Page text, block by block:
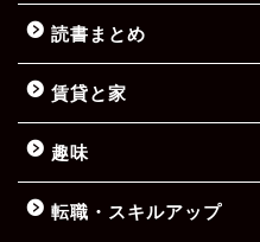
読書まとめ
賃貸と家
趣味
転職・スキルアップ